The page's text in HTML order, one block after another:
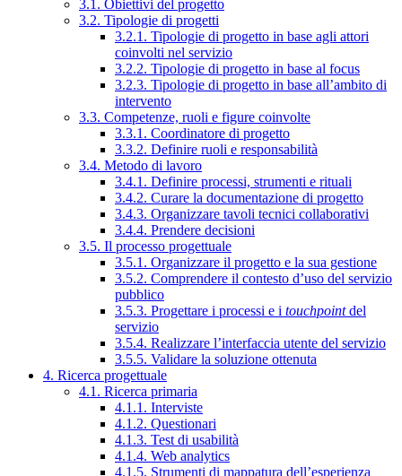
3.1. Obiettivi del progetto
3.2. Tipologie di progetti
3.2.1. Tipologie di progetto in base agli attori
coinvolti nel servizio
3.2.2. Tipologie di progetto in base al focus
3.2.3. Tipologie di progetto in base all’ambito di
intervento
3.3. Competenze, ruoli e figure coinvolte
3.3.1. Coordinatore di progetto
3.3.2. Definire ruoli e responsabilità
3.4. Metodo di lavoro
3.4.1. Definire processi, strumenti e rituali
3.4.2. Curare la documentazione di progetto
3.4.3. Organizzare tavoli tecnici collaborativi
3.4.4. Prendere decisioni
3.5. Il processo progettuale
3.5.1. Organizzare il progetto e la sua gestione
3.5.2. Comprendere il contesto d’uso del servizio
pubblico
3.5.3. Progettare i processi e i touchpointdel
servizio
3.5.4. Realizzare l’interfaccia utente del servizio
3.5.5. Validare la soluzione ottenuta
4. Ricerca progettuale
4.1. Ricerca primaria
4.1.1. Interviste
4.1.2. Questionari
4.1.3. Test di usabilità
4.1.4. Web analytics
4.1.5. Strumenti di mappatura dell’esperienza